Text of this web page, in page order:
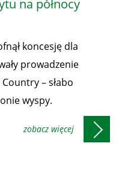
na północy
koncesję dla
prowadzenie
– słabo
wyspy.